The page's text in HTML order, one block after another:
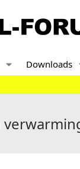
Downloads